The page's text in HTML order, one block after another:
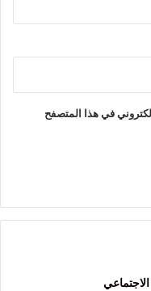
في هذا المتصفح